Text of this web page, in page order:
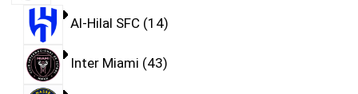
Al-Hilal SFC 14
Inter Miami 43